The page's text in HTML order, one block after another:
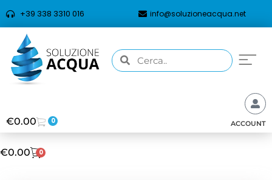
+39 338 3310 016 info@soluzioneacqua.net
€0.00 0 ACCOUNT
€0.00 0